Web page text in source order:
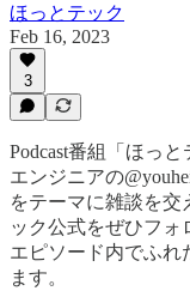
ほっとテック
Feb 16, 2023
3
Podcast番組「ほっ
エンジニアの
をテーマに雑談を交
ック公式をぜひフォ
エピソード内でふれ
ます。